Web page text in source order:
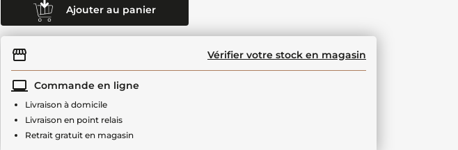
Ajouter au panier
Vérifier votre stock en magasin
Commande en ligne
Livraison à domicile
Livraison en point relais
Retrait gratuit en magasin